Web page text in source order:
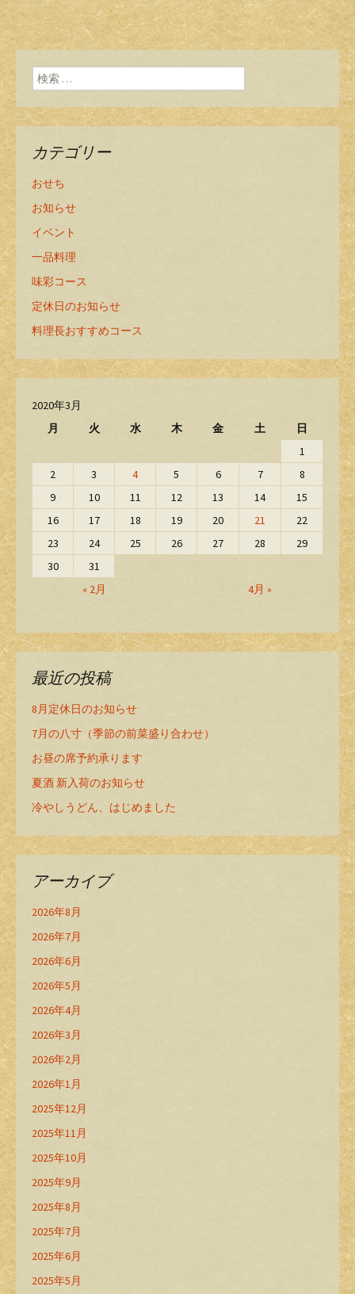
検索:
カテゴリー
おせち
お知らせ
イベント
一品料理
味彩コース
定休日のお知らせ
料理長おすすめコース
2020年3月
月
火 水 木 金 土 日
« 2月 4月 »
1
2
3 4 5 6 7
8
9
10 11 12 13 14
15
16
17 18 19 20 21
22
23
24 25 26 27 28
29
30
31
最近の投稿
8月定休日のお知らせ
7月の八寸（季節の前菜盛り合わせ）
お昼の席予約承ります
夏酒 新入荷のお知らせ
冷やしうどん、はじめました
アーカイブ
2026年8月
2026年7月
2026年6月
2026年5月
2026年4月
2026年3月
2026年2月
2026年1月
2025年12月
2025年11月
2025年10月
2025年9月
2025年8月
2025年7月
2025年6月
2025年5月